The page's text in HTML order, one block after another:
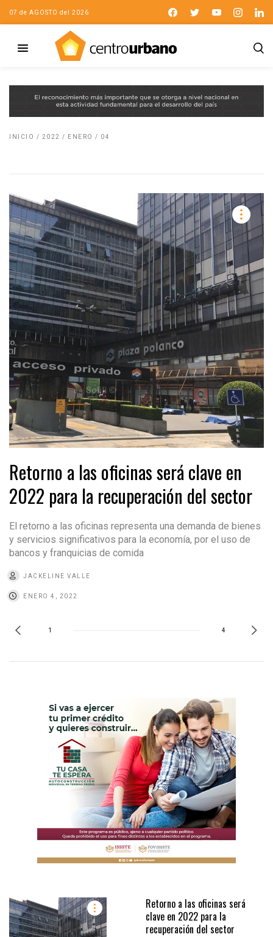
07 de AGOSTO del 2026
INICIO / 2022 / ENERO / 04
Retorno a las oficinas será clave en
2022 para la recuperación del sector
El retorno a las oficinas representa una demanda de bienes
y servicios significativos para la economía, por el uso de
bancos y franquicias de comida
JACKELINE VALLE
ENERO 4, 2022
1 4
Retorno a las oficinas será
clave en 2022 para la
recuperación del sector